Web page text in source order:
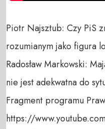
Piotr Najsztub: Czy PiS
rozumianym jako figura
Radosław Markowski:
nie jest adekwatna do
Fragment programu
https://